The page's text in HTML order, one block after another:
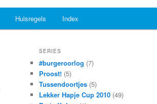
Huisregels Index
SERIES
#burgeroorlog (7)
Proost! (5)
Tussendoortjes (5)
Lekker Hapje Cup 2010 (49)